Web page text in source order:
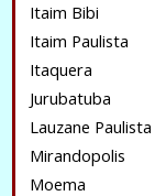
Itaim Bibi
Itaim Paulista
Itaquera
Jurubatuba
Lauzane Paulista
Mirandopolis
Moema